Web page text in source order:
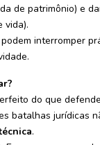
de patrimônio) e
vida).
interromper
do que
batalhas jurídicas
.